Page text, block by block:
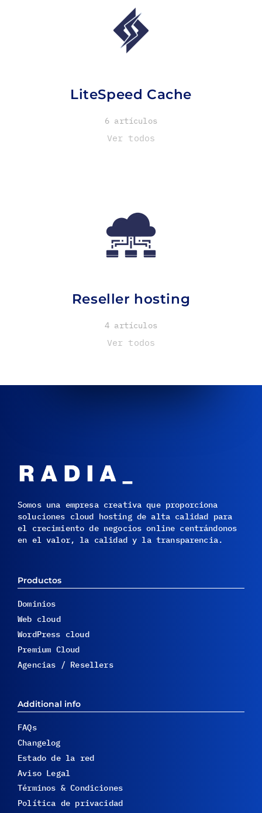
LiteSpeed Cache
6 artículos
Ver todos
Reseller hosting
4 artículos
Ver todos
Somos una empresa creativa que proporciona
soluciones cloud hosting de alta calidad para
el crecimiento de negocios online centrándonos
en el valor, la calidad y la transparencia.
Productos
Dominios
Web cloud
WordPress cloud
Premium Cloud
Agencias / Resellers
Additional info
FAQs
Changelog
Estado de la red
Aviso Legal
Términos & Condiciones
Política de privacidad